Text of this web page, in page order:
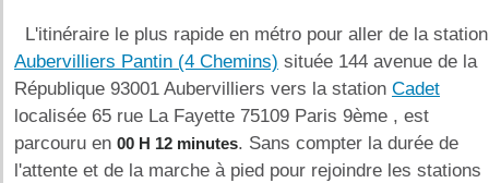
L'itinéraire le plus rapide en métro pour aller de la station
Aubervilliers Pantin (4 Chemins) située 144 avenue de la
République 93001 Aubervilliers vers la station Cadet
localisée 65 rue La Fayette 75109 Paris 9ème , est
parcouru en 00 H 12 minutes. Sans compter la durée de
l'attente et de la marche à pied pour rejoindre les stations